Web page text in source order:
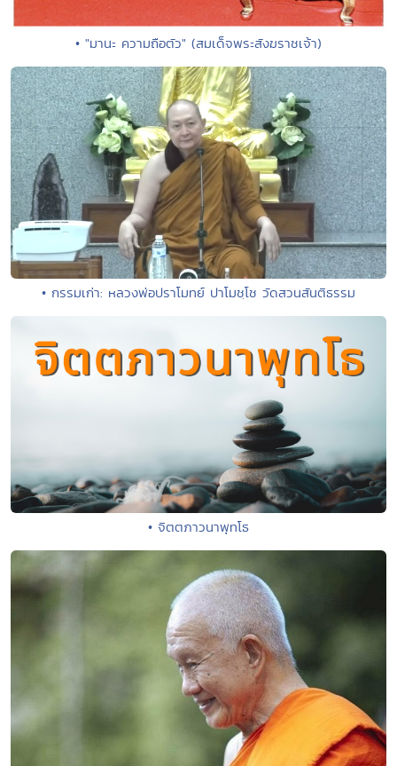
• "มานะ ความถือตัว" (สมเด็จพระสังฆราชเจ้า)
• กรรมเก่า: หลวงพ่อปราโมทย์ ปาโมชฺโช วัดสวนสันติธรรม
• จิตตภาวนาพุทโธ